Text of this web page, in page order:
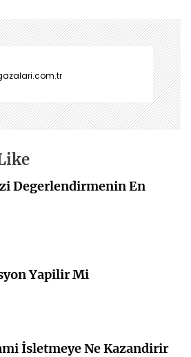
Degerlendirmenin En
Yapilir Mi
İsletmeye Ne Kazandirir